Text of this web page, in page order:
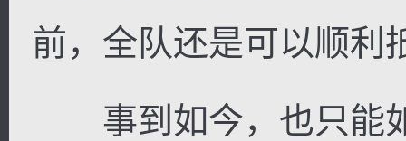
前，全队还是可以顺利
事到如今，也只能